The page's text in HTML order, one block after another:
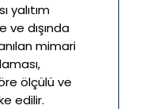
yalıtım
ve dışında
mimari
ölçülü ve
edilir.